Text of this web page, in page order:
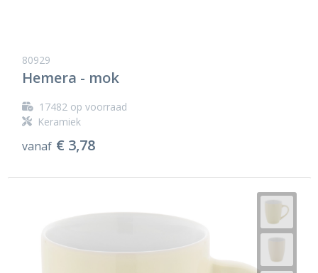
80929
Hemera - mok
17482op voorraad
Keramiek
vanaf € 3,78